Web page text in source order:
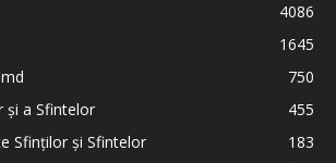
4086
1645
750
și a Sfintelor
455
Sfinților și Sfintelor
183